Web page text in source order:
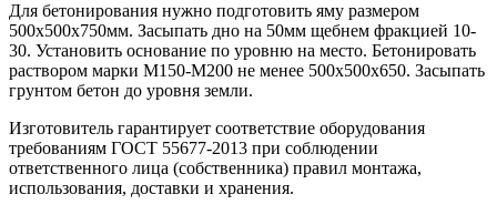
Для бетонирования нужно подготовить яму размером
500х500х750мм. Засыпать дно на 50мм щебнем фракцией 10-
30. Установить основание по уровню на место. Бетонировать
раствором марки М150-М200 не менее 500х500х650. Засыпать
грунтом бетон до уровня земли.
Изготовитель гарантирует соответствие оборудования
требованиям ГОСТ 55677-2013 при соблюдении
ответственного лица (собственника) правил монтажа,
использования, доставки и хранения.